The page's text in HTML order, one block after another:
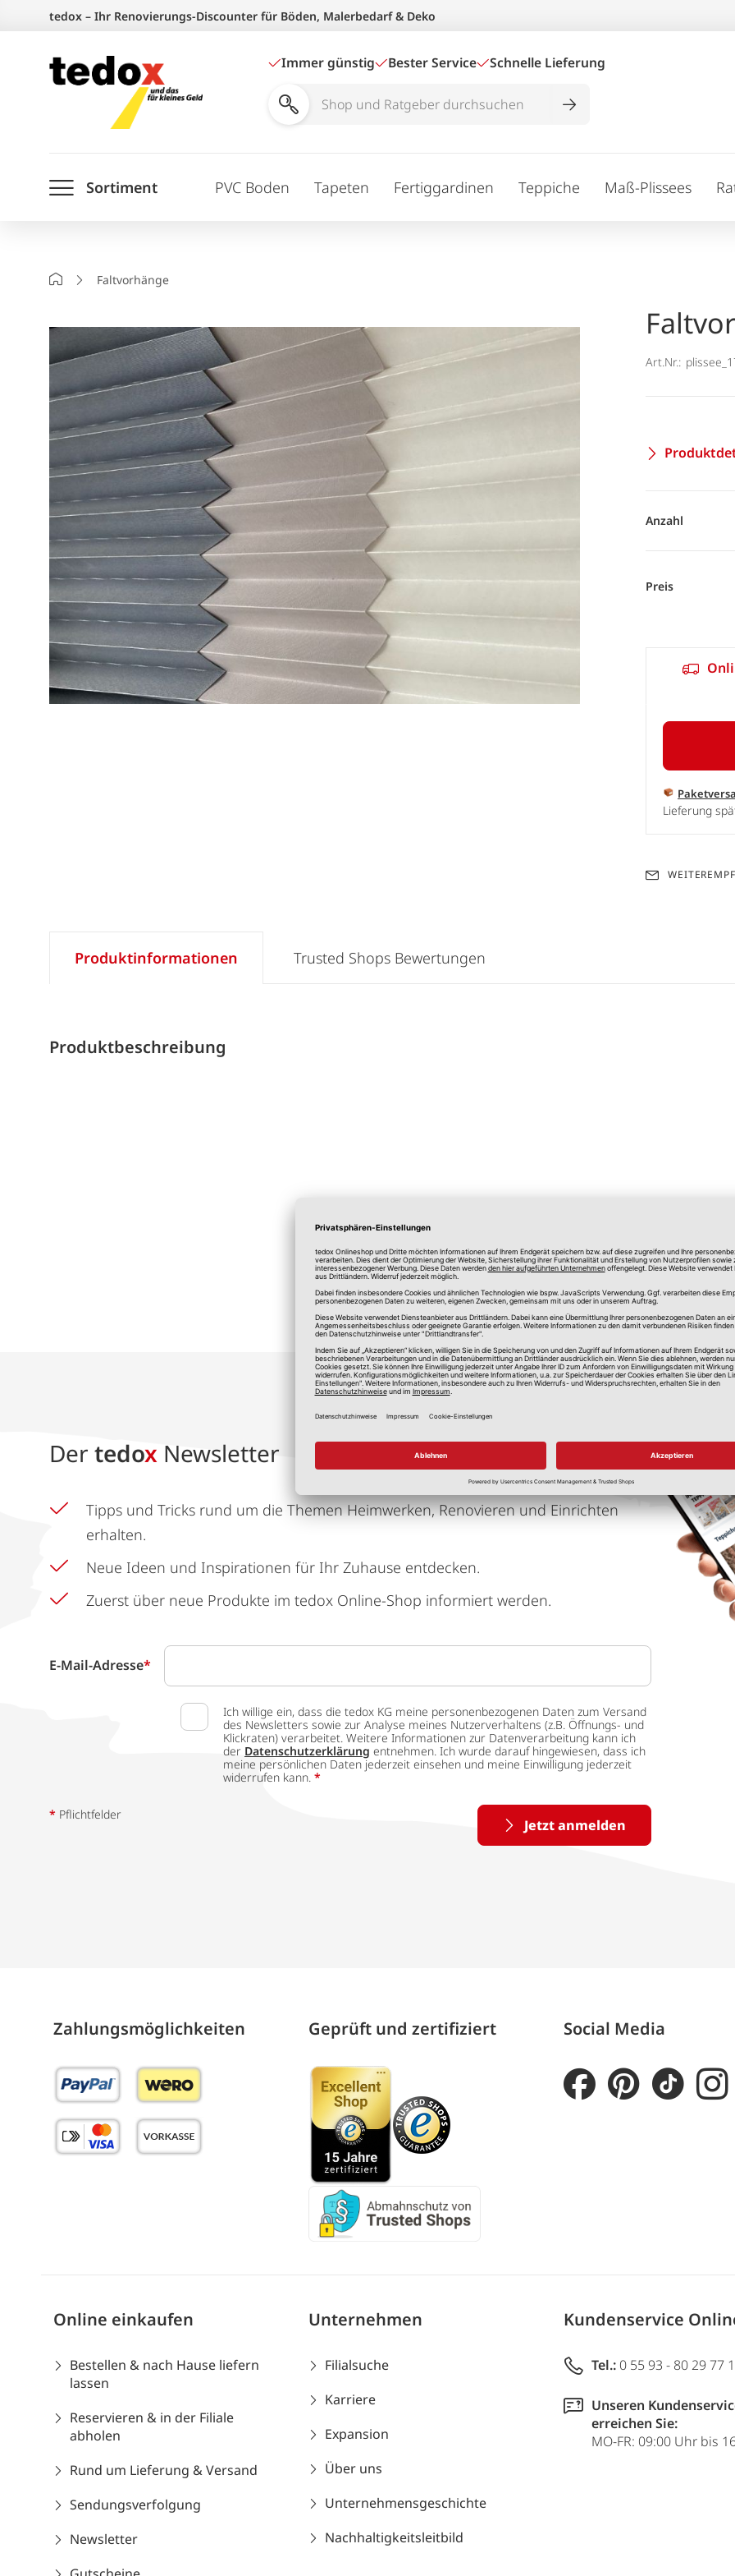
springen
tedox – Ihr Renovierungs-Discounter für Böden, Malerbedarf & Deko
Immer günstig Bester Service Schnelle Lieferung
Shop
durchsuchen
Sortiment PVC Boden Tapeten Fertiggardinen Teppiche Maß-Plissees
StartseiteFaltvorhänge
Art.Nr.:
Anzahl
Preis
Lieferung
Produktinformationen
Produktbeschreibung
Trusted Shops Bewertungen
*Alle Preise in Euro, inkl. gesetzlicher Mehrwertsteuer, zzgl.
Der tedox Newsletter
Tipps und Tricks rund um die Themen Heimwerken, Renovieren und Einrichten
erhalten.
Neue Ideen und Inspirationen für Ihr Zuhause entdecken.
Zuerst über neue Produkte im tedox Online-Shop informiert werden.
E-Mail-Adresse*
Ich willige ein, dass die tedox KG meine personenbezogenen Daten zum Versand
des Newsletters sowie zur Analyse meines Nutzerverhaltens (z.B. Öffnungs- und
Klickraten) verarbeitet. Weitere Informationen zur Datenverarbeitung kann ich
der Datenschutzerklärung entnehmen. Ich wurde darauf hingewiesen, dass ich
meine persönlichen Daten jederzeit einsehen und meine Einwilligung jederzeit
widerrufen kann. *
Jetzt anmelden
* Pflichtfelder
Zahlungs­möglich­keiten Geprüft und zertifiziert Social Media
Online einkaufen
Bestellen & nach Hause liefern
lassen
Reservieren & in der Filiale
abholen
Rund um Lieferung & Versand
Sendungsverfolgung
Newsletter
Unternehmen
Filialsuche
Karriere
Expansion
Über uns
Unternehmensgeschichte
Nachhaltigkeitsleitbild
Kundenservice
Tel.: 0 55 93 - 80 29 77
Unseren
erreichen Sie:
MO-FR: 09:00 Uhr bis